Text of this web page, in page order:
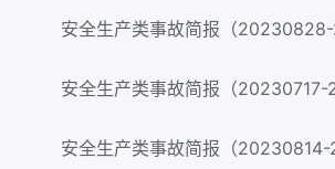
安全生产类事故简报（
安全生产类事故简报（
安全生产类事故简报（